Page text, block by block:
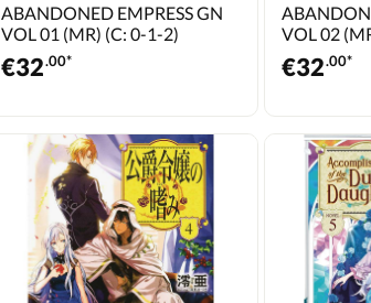
ABANDONED EMPRESS GN
VOL 01 (MR) (C: 0-1-2)
€32.00*
VOL 02
€32.00*